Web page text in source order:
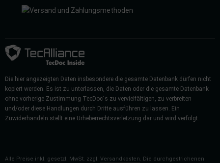
Die hier angezeigten Daten insbesondere die gesamte Datenbank dürfen nicht
kopiert werden. Es ist zu unterlassen, die Daten oder die gesamte Datenbank
ohne vorherige Zustimmung TecDoc´s zu vervielfältigen, zu verbreiten
und/oder diese Handlungen durch Dritte ausführen zu lassen. Ein
Zuwiderhandeln stellt eine Urheberrechtsverletzung dar und wird verfolgt.
Alle Preise inkl. gesetzl. MwSt. zzgl. Versandkosten. Die durchgestrichenen